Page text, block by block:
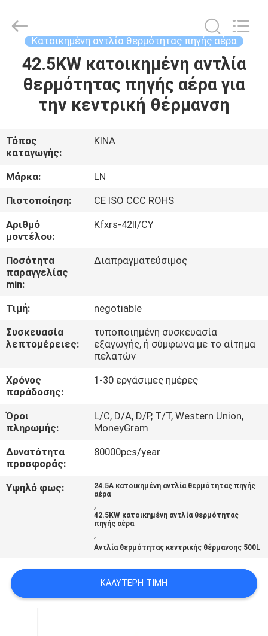
ΣΠΊΤΙ
ΠΡΟΪΌΝΤΑ
ΒΊΝΤΕΟ
ΣΧΕΤΙΚΆ
ΜΕ
ΕΜΆΣ
ΕΠΙΣΚΕΨΉ
ΕΡΓΟΣΤΑΣΊΟΥ
ΈΛΕΓΧΟΣ
ΠΟΙΌΤΗΤΑΣ
ΕΠΙΚΟΙΝΩΝΉΣΤΕ
ΜΑΖΊ
ΜΑΣ
ΕΙΔΉΣΕΙΣ
ΥΠΟΘΈΣΕΙΣ
SITEMAP
Developed
Κατοικημένη αντλία θερμότητας πηγής αέρα
42.5KW κατοικημένη αντλία
θερμότητας πηγής αέρα για
την κεντρική θέρμανση
Τόπος
καταγωγής:
ΚΙΝΑ
Μάρκα:
LN
Πιστοποίηση:
CE ISO CCC ROHS
Αριθμό
μοντέλου:
Kfxrs-42II/CY
Ποσότητα
παραγγελίας
min:
Διαπραγματεύσιμος
Τιμή:
negotiable
Συσκευασία
λεπτομέρειες:
τυποποιημένη συσκευασία
εξαγωγής, ή σύμφωνα με το αίτημα
πελατών
Χρόνος
παράδοσης:
1-30 εργάσιμες ημέρες
Όροι
πληρωμής:
L/C, D/A, D/P, T/T, Western Union,
MoneyGram
Δυνατότητα
προσφοράς:
80000pcs/year
Υψηλό φως:
24.5A κατοικημένη αντλία θερμότητας πηγής
αέρα
,
42.5KW κατοικημένη αντλία θερμότητας
πηγής αέρα
,
Αντλία θερμότητας κεντρικής θέρμανσης 500L
ΚΑΛΎΤΕΡΗ ΤΙΜΉ